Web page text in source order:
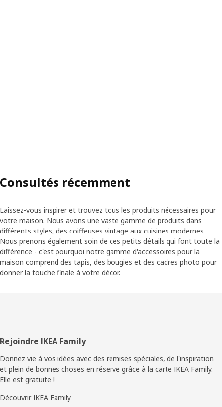
Consultés récemment
Laissez-vous inspirer et trouvez tous les produits nécessaires pour
votre maison. Nous avons une vaste gamme de produits dans
différents styles, des coiffeuses vintage aux cuisines modernes.
Nous prenons également soin de ces petits détails qui font toute la
différence - c'est pourquoi notre gamme d'accessoires pour la
maison comprend des tapis, des bougies et des cadres photo pour
donner la touche finale à votre décor.
Pied
de
page
Rejoindre IKEA Family
Donnez vie à vos idées avec des remises spéciales, de l'inspiration
et plein de bonnes choses en réserve grâce à la carte IKEA Family.
Elle est gratuite !
Découvrir IKEA Family